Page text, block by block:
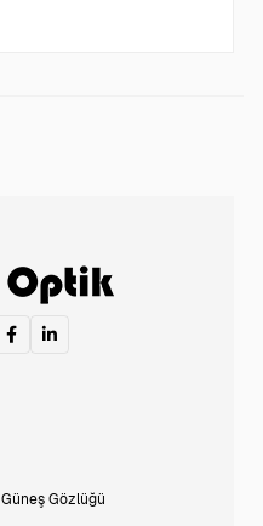
Güneş Gözlüğü